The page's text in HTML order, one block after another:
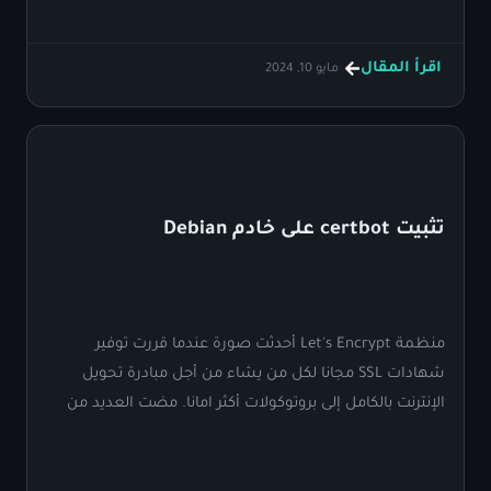
اقرأ المقال مايو 10, 2024
تثبيت certbot على خادم Debian
منظمة Let's Encrypt أحدثت صورة عندما قررت توفير
شهادات SSL مجانا لكل من يشاء من أجل مبادرة تحويل
الإنترنت بالكامل إلى بروتوكولات أكثر امانا. مضت العديد من